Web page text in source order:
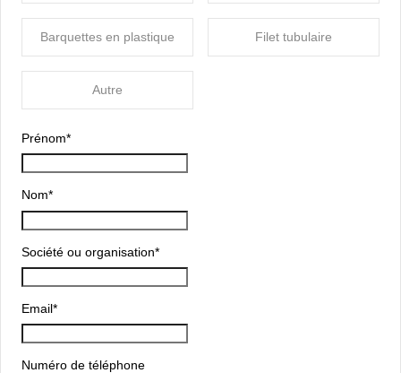
Barquettes en plastique Filet tubulaire
Autre
Prénom*
Nom*
Société ou organisation*
Email*
Numéro de téléphone